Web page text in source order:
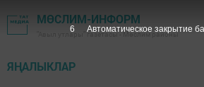
МӨСЛИМ-ИНФОРМ
"Авыл утлары" газетасы - Мөслим районы
ЯҢАЛЫКЛАР
5 Автоматическое закрытие